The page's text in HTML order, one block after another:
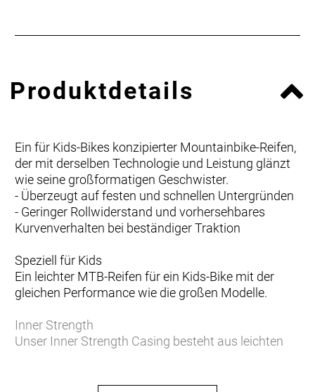
Produktdetails
Ein für Kids-Bikes konzipierter Mountainbike-Reifen,
der mit derselben Technologie und Leistung glänzt
wie seine großformatigen Geschwister.
- Überzeugt auf festen und schnellen Untergründen
- Geringer Rollwiderstand und vorhersehbares
Kurvenverhalten bei beständiger Traktion
Speziell für Kids
Ein leichter MTB-Reifen für ein Kids-Bike mit der
gleichen Performance wie die großen Modelle.
Inner Strength
Unser Inner Strength Casing besteht aus leichten